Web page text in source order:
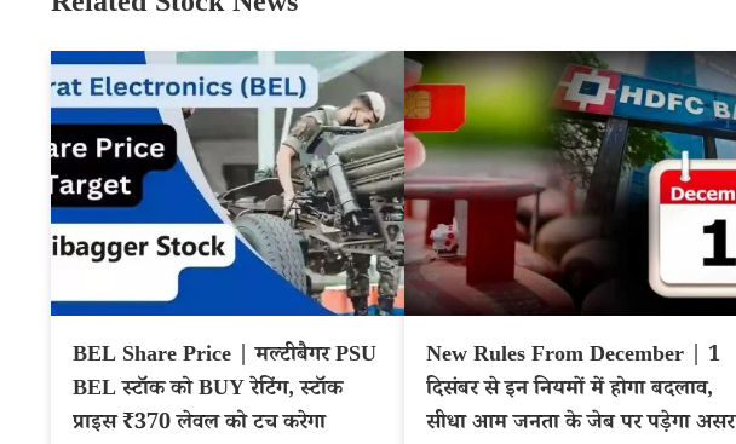
BEL Share Price | मल्टीबैगर PSU
BEL स्टॉक को BUY रेटिंग, स्टॉक
प्राइस ₹370 लेवल को टच करेगा
New Rules From December | 1
दिसंबर से इन नियमों में होगा बदलाव,
सीधा आम जनता के जेब पर पड़ेगा असर